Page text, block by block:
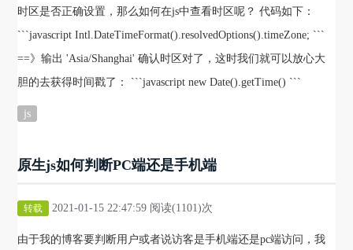
时区是否正确设置，那么如何在js中查看时区呢？ 代码如下：
```javascript Intl.DateTimeFormat().resolvedOptions().timeZone; ```
==》输出 'Asia/Shanghai' 确认时区对了，这时我们就可以放心大
胆的去获得时间戳了： ```javascript new Date().getTime() ```
js
原生js如何判断PC端还是手机端
转载 2021-01-15 22:47:59 阅读(1101)次
由于我的博客要判断用户或者说访客是手机端还是pc端访问，我